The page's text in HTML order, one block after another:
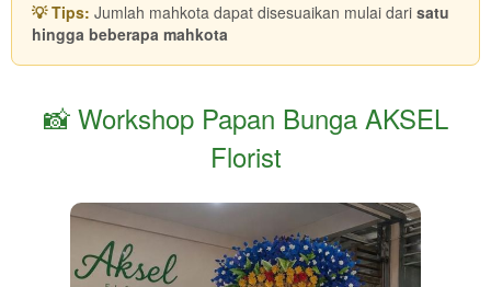
💡 Tips: Jumlah mahkota dapat disesuaikan mulai dari satu
hingga beberapa mahkota
📸 Workshop Papan Bunga AKSEL
Florist